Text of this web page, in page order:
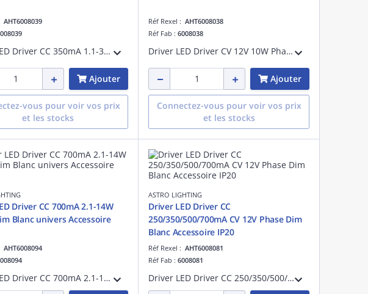
AHT6008039
Driver LED Driver CC 350mA 1.1-3W Blanc référence 6008039 univers Accessoire IP66
Ajouter
vous pour voir vos prix
et les stocks
Réf Rexel : AHT6008038
Réf Fab : 6008038
Driver LED Driver CV 12V 10W Phase Dim Blanc référence 6008038 univers Accessoire IP20
Ajouter
Connectez-vous pour voir vos prix
et les stocks
Driver CC 700mA 2.1-14W
Blanc univers Accessoire
AHT6008094
Driver LED Driver CC 700mA 2.1-14W Phase Dim Blanc référence 6008094 univers Accessoire IP20
ASTRO LIGHTING
Driver LED Driver CC
250/350/500/700mA CV 12V Phase Dim
Blanc Accessoire IP20
Réf Rexel : AHT6008081
Réf Fab : 6008081
Driver LED Driver CC 250/350/500/700mA CV 12V Phase Dim Blanc référence 6008081 univers Accessoire dimmable IP20